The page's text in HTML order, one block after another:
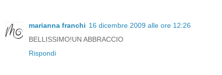
marianna franchi 16 dicembre 2009 alle ore 12:26
BELLISSIMO!UN ABBRACCIO
Rispondi